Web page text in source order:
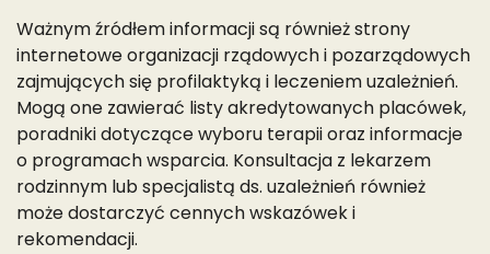
Ważnym źródłem informacji są również strony
internetowe organizacji rządowych i pozarządowych
zajmujących się profilaktyką i leczeniem uzależnień.
Mogą one zawierać listy akredytowanych placówek,
poradniki dotyczące wyboru terapii oraz informacje
o programach wsparcia. Konsultacja z lekarzem
rodzinnym lub specjalistą ds. uzależnień również
może dostarczyć cennych wskazówek i
rekomendacji.